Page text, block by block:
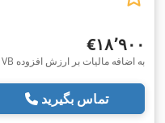
‎€۱۸٬۹۰۰
VB به اضافه مالیات بر ارزش افزوده
تماس بگیرید